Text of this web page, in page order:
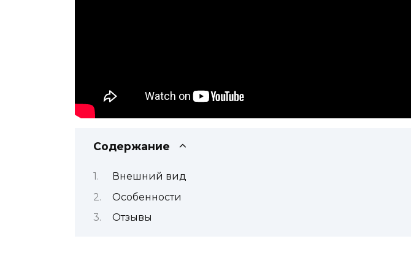
Содержание
Внешний вид
Особенности
Отзывы